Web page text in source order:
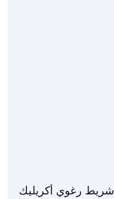
شريط رغوي أكريليك